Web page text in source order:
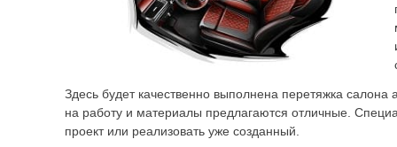
Здесь будет качественно выполнена перетяжка
на работу и материалы предлагаются отличные.
проект или реализовать уже созданный.